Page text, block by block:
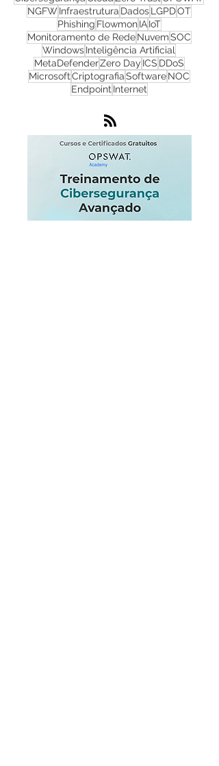
CyberSecurityTIHackersMalware
Cyber SecurityRansomwareProgress
FirewallRedesWhatsUp GoldCheck Point
CibersegurançaCloudZero TrustOPSWAT
NGFWInfraestruturaDadosLGPDOT
PhishingFlowmonIAIoT
Monitoramento de RedeNuvem
Zero Day
MicrosoftCriptografiaSoftwareNOC
EndpointInternet